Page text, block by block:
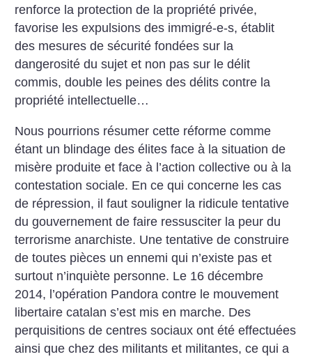
renforce la protection de la propriété privée,
favorise les expulsions des immigré-e-s, établit
des mesures de sécurité fondées sur la
dangerosité du sujet et non pas sur le délit
commis, double les peines des délits contre la
propriété intellectuelle…
Nous pourrions résumer cette réforme comme
étant un blindage des élites face à la situation de
misère produite et face à l’action collective ou à la
contestation sociale. En ce qui concerne les cas
de répression, il faut souligner la ridicule tentative
du gouvernement de faire ressusciter la peur du
terrorisme anarchiste. Une tentative de construire
de toutes pièces un ennemi qui n’existe pas et
surtout n’inquiète personne. Le 16 décembre
2014, l’opération Pandora contre le mouvement
libertaire catalan s’est mis en marche. Des
perquisitions de centres sociaux ont été effectuées
ainsi que chez des militants et militantes, ce qui a